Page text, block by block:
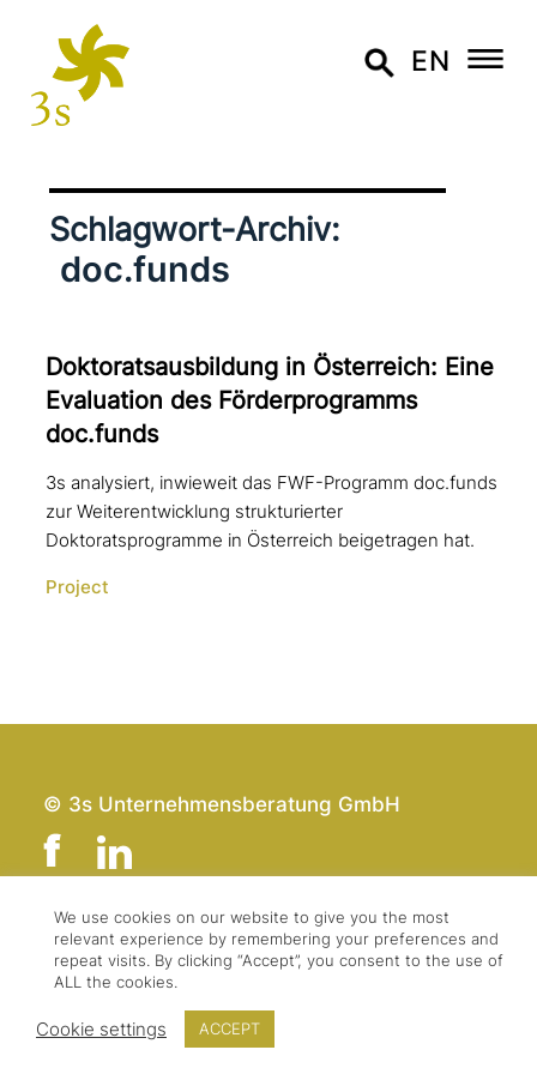
EN
Schlagwort-Archiv:
doc.funds
Doktoratsausbildung in Österreich: Eine
Evaluation des Förderprogramms
doc.funds
3s analysiert, inwieweit das FWF-Programm doc.funds
zur Weiterentwicklung strukturierter
Doktoratsprogramme in Österreich beigetragen hat.
Project
© 3s Unternehmensberatung GmbH
Team
Kontakt
Impressum
We use cookies on our website to give you the most
relevant experience by remembering your preferences and
repeat visits. By clicking “Accept”, you consent to the use of
ALL the cookies.
Cookie settings ACCEPT